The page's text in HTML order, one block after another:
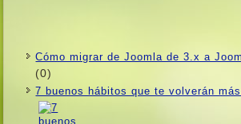
Cómo migrar de Joomla de 3.x a
(0)
7 buenos hábitos que te volverán